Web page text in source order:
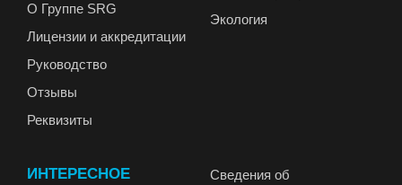
О Группе SRG
Лицензии и аккредитации
Руководство
Отзывы
Реквизиты
Экология
ИНТЕРЕСНОЕ
Сведения об